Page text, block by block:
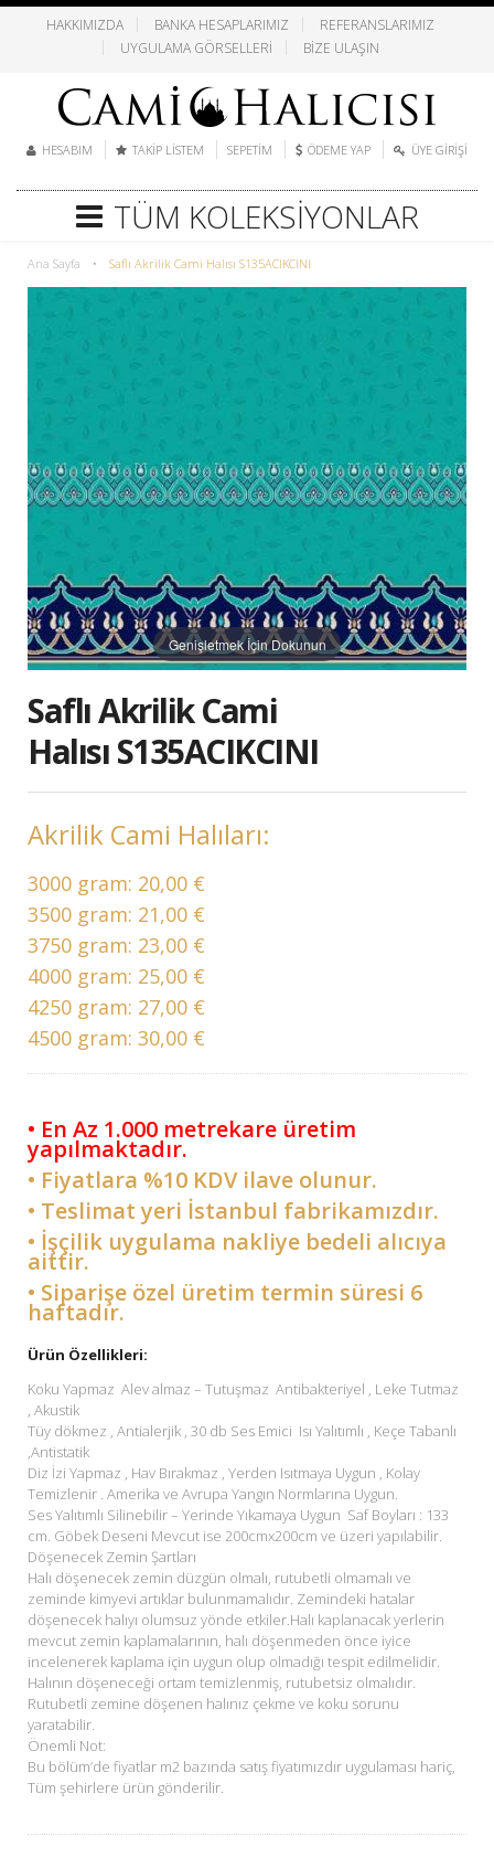
HAKKIMIZDA BANKA HESAPLARIMIZ
REFERANSLARIMIZ
UYGULAMA GÖRSELLERI
BIZE ULAŞIN
HESABIM TAKIP LISTEM SEPETIM ÖDEME YAP ÜYE GIRIŞI
TÜM KOLEKSIYONLAR
Ana Sayfa • Saflı Akrilik Cami Halısı S135ACIKCINI
Genişletmek İçin Dokunun
Saflı Akrilik Cami
Halısı S135ACIKCINI
Akrilik Cami Halıları:
3000 gram: 20,00 €
3500 gram: 21,00 €
3750 gram: 23,00 €
4000 gram: 25,00 €
4250 gram: 27,00 €
4500 gram: 30,00 €
• En Az 1.000 metrekare üretim
yapılmaktadır.
• Fiyatlara %10 KDV ilave olunur.
• Teslimat yeri İstanbul fabrikamızdır.
• İşçilik uygulama nakliye bedeli alıcıya
aittir.
• Siparişe özel üretim termin süresi 6
haftadır.
Ürün Özellikleri:
Koku Yapmaz Alev almaz – Tutuşmaz Antibakteriyel , Leke Tutmaz
, Akustik
Tüy dökmez , Antialerjik , 30 db Ses Emici Isı Yalıtımlı , Keçe Tabanlı
,Antistatik
Diz İzi Yapmaz , Hav Bırakmaz , Yerden Isıtmaya Uygun , Kolay
Temizlenir . Amerika ve Avrupa Yangın Normlarına Uygun.
Ses Yalıtımlı Silinebilir – Yerinde Yıkamaya Uygun Saf Boyları : 133
cm. Göbek Deseni Mevcut ise 200cmx200cm ve üzeri yapılabilir.
Döşenecek Zemin Şartları
Halı döşenecek zemin düzgün olmalı, rutubetli olmamalı ve
zeminde kimyevi artıklar bulunmamalıdır. Zemindeki hatalar
döşenecek halıyı olumsuz yönde etkiler.Halı kaplanacak yerlerin
mevcut zemin kaplamalarının, halı döşenmeden önce iyice
incelenerek kaplama için uygun olup olmadığı tespit edilmelidir.
Halının döşeneceği ortam temizlenmiş, rutubetsiz olmalıdır.
Rutubetli zemine döşenen halınız çekme ve koku sorunu
yaratabilir.
Önemli Not:
Bu bölüm’de fiyatlar m2 bazında satış fiyatımızdır uygulaması hariç,
Tüm şehirlere ürün gönderilir.